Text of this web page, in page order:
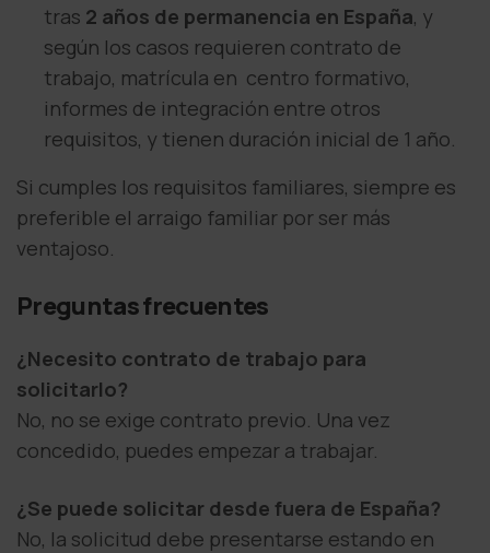
tras 2 años de permanencia en España, y
según los casos requieren contrato de
trabajo, matrícula en centro formativo,
informes de integración entre otros
requisitos, y tienen duración inicial de 1 año.
Si cumples los requisitos familiares, siempre es
preferible el arraigo familiar por ser más
ventajoso.
Preguntas frecuentes
¿Necesito contrato de trabajo para
solicitarlo?
No, no se exige contrato previo. Una vez
concedido, puedes empezar a trabajar.
¿Se puede solicitar desde fuera de España?
No, la solicitud debe presentarse estando en